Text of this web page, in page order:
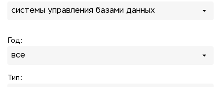
системы управления базами данных
Год:
все
Тип: